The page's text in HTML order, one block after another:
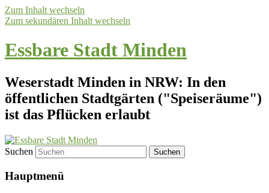
Zum Inhalt wechseln
Zum sekundären Inhalt wechseln
Essbare Stadt Minden
Weserstadt Minden in NRW: In den
öffentlichen Stadtgärten ("Speiseräume")
ist das Pflücken erlaubt
Suchen
Hauptmenü